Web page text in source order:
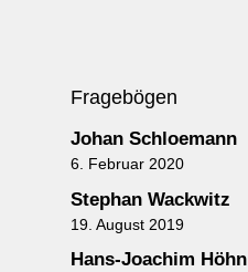
Fragebögen
Johan Schloemann
6. Februar 2020
Stephan Wackwitz
19. August 2019
Hans-Joachim Höhn